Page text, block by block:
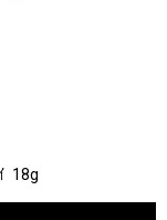
18g